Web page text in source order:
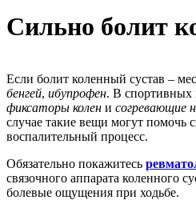
Сильно болит
Если болит коленный сустав –
бенгей, ибупрофен. В спортивных
фиксаторы колен и согревающие
случае такие вещи могут помочь
воспалительный процесс.
Обязательно покажитесь
связочного аппарата коленного
болевые ощущения при ходьбе.